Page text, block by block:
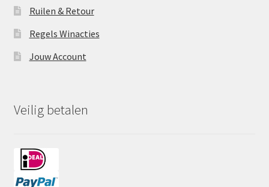
Ruilen & Retour
Regels Winacties
Jouw Account
Veilig betalen